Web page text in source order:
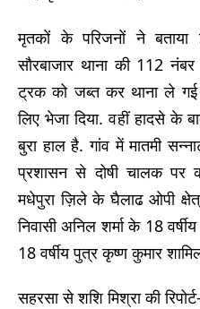
मृतकों के परिजनों ने
सौरबाजार थाना की 112
ट्रक को जब्त कर थाना ले गई
लिए भेजा दिया. वहीं हादसे के
बुरा हाल है. गांव में मातमी
प्रशासन से दोषी चालक पर
मधेपुरा ज़िले के घैलाढ ओपी
निवासी अनिल शर्मा के 18
18 वर्षीय पुत्र कृष्ण कुमार
सहरसा से शशि मिश्रा की